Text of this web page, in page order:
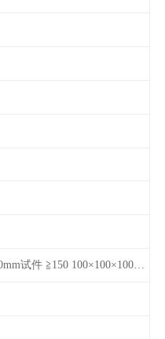
40×40×160mm试件 ≧150 100×100×100mm试件≧120